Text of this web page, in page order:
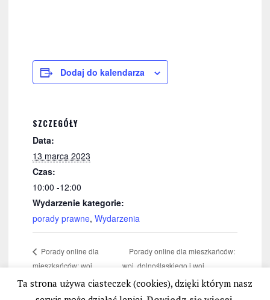
Dodaj do kalendarza
SZCZEGÓŁY
Data:
13 marca 2023
Czas:
10:00 -12:00
Wydarzenie kategorie:
porady prawne, Wydarzenia
Porady online dla
mieszkańców: woj.
Porady online dla mieszkańców:
woj. dolnośląskiego i woj.
opolskiego
Ta strona używa ciasteczek (cookies), dzięki którym nasz